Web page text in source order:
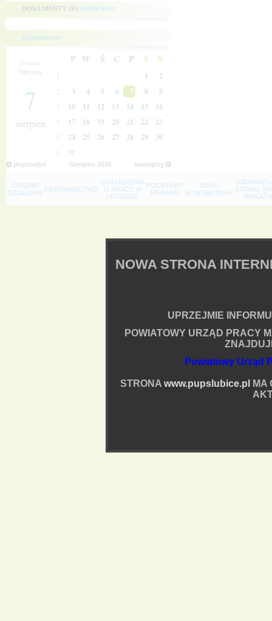
DOKUMENTY DO POBRANIA
Kalendarium
Donaty
Olechny
7
sierpien
P W Ś C P S N
1 1 2
2 3 4 5 6 7 8 9
3 10 11 12 13 14 15 16
4 17 18 19 20 21 22 23
5 24 25 26 27 28 29 30
6 31
poprzedni następny
Sierpien 2026
OBSZAR
DZIAŁANIA KIEROWNICTWO
OGŁOSZENIA
O PRACY W
URZĘDZIE
PODSTAWY
PRAWNE
DANE
KONTAKTOWE STAWKI,
NOWA STRONA
UPRZEJMIE
POWIATOWY URZĄD PRACY
Powiatowy Urząd
STRONA www.pupslubice.pl
MA